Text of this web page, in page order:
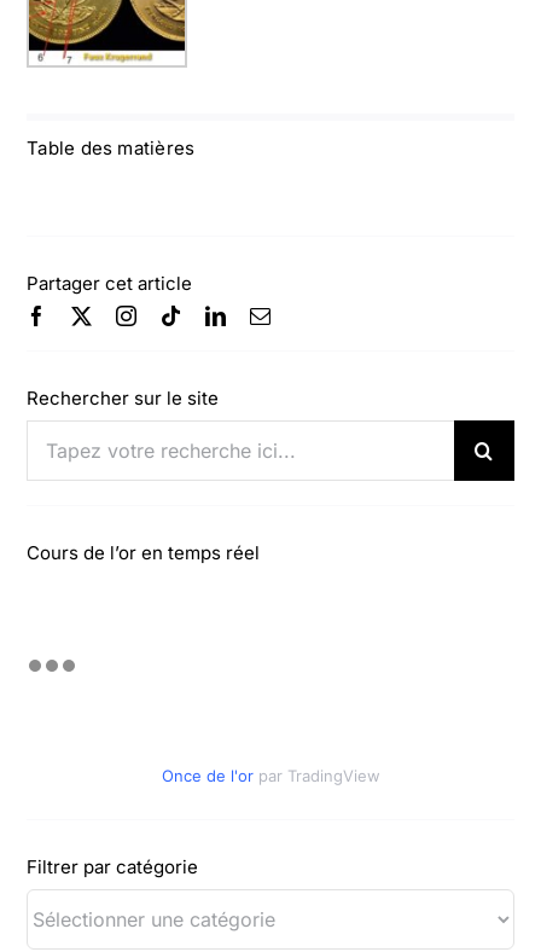
Table des matières
Partager cet article
Rechercher sur le site
Cours de l’or en temps réel
Once de l'or par TradingView
Filtrer par catégorie